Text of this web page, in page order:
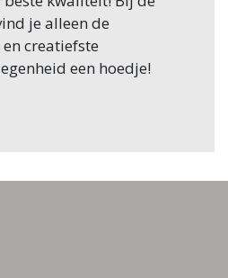
je alleen de
creatiefste
een hoedje!